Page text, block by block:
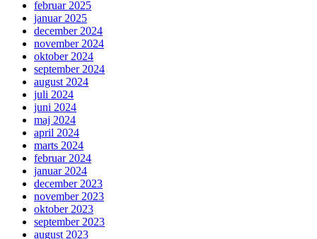
februar 2025
januar 2025
december 2024
november 2024
oktober 2024
september 2024
august 2024
juli 2024
juni 2024
maj 2024
april 2024
marts 2024
februar 2024
januar 2024
december 2023
november 2023
oktober 2023
september 2023
august 2023